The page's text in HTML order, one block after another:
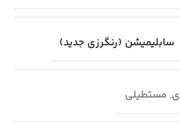
سابلیمیشن (رنگرزی جدید)
, مستطیلی